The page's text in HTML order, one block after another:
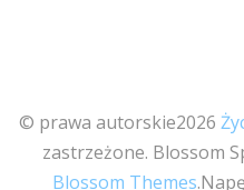
© prawa autorskie2026
zastrzeżone. Blossom
Blossom Themes